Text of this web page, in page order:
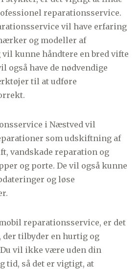
reparationsservice.
vil have erfaring
og modeller af
kunne håndtere en bred vifte
også have de nødvendige
til at udføre
i Næstved vil
som udskiftning af
vandskade reparation og
og porte. De vil også kunne
og løse
reparationsservice, er det
der tilbyder en hurtig og
vil ikke være uden din
tid, så det er vigtigt, at